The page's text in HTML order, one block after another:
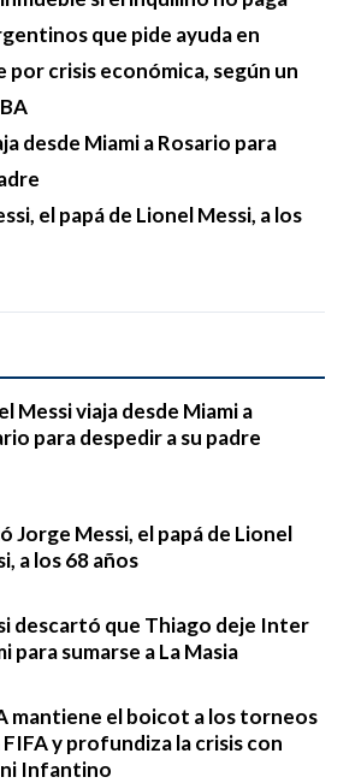
que pide ayuda en
por crisis económica, según un
desde Miami a Rosario para
el papá de Lionel Messi, a los
Messi viaja desde Miami a
para despedir a su padre
Jorge Messi, el papá de Lionel
a los 68 años
descartó que Thiago deje Inter
para sumarse a La Masia
mantiene el boicot a los torneos
FIFA y profundiza la crisis con
Infantino